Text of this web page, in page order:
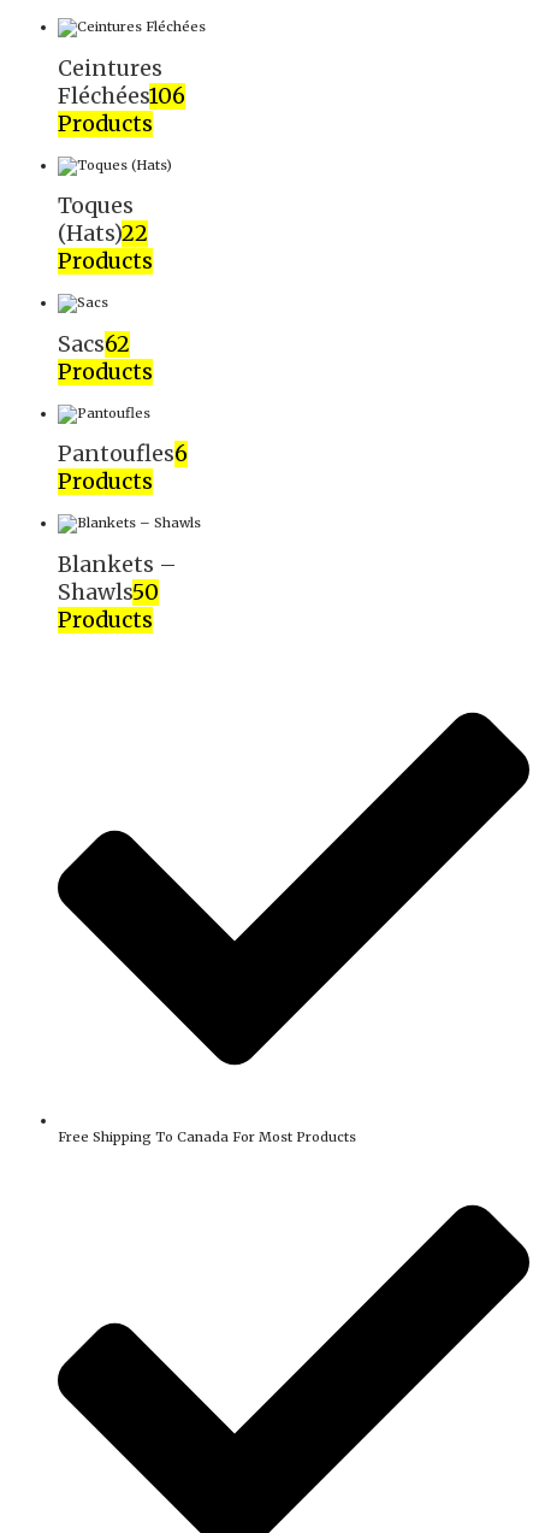
Ceintures
Fléchées106
Products
Toques
(Hats)22
Products
Sacs62
Products
Pantoufles6
Products
Blankets –
Shawls50
Products
Free Shipping To Canada For Most Products